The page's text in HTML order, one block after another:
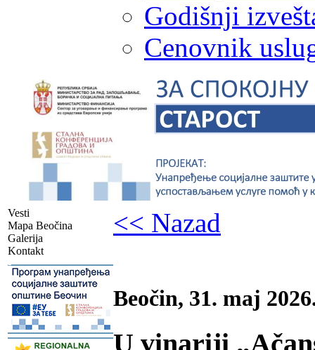
Godišnji
Cenovnik
Vesti
Mapa Beočina
Galerija
Kontakt
-
-
<< Nazad
Beočin, 31. maj
U vinariji